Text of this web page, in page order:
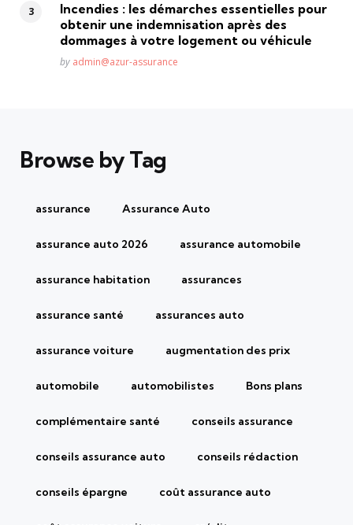
Incendies : les démarches essentielles pour
obtenir une indemnisation après des
dommages à votre logement ou véhicule
Posted
by admin@azur-assurance
Browse by Tag
assurance Assurance Auto
assurance auto 2026 assurance automobile
assurance habitation assurances
assurance santé assurances auto
assurance voiture augmentation des prix
automobile automobilistes Bons plans
complémentaire santé conseils assurance
conseils assurance auto conseils rédaction
conseils épargne coût assurance auto